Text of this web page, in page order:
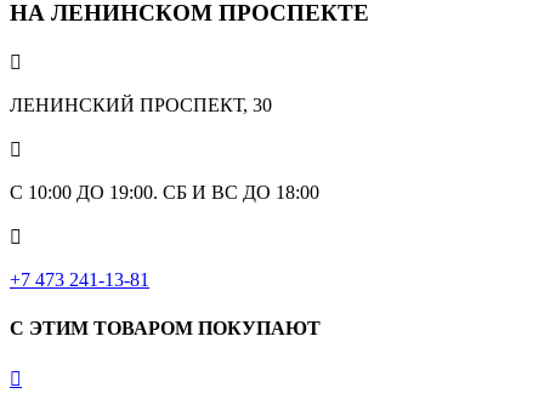
НА ЛЕНИНСКОМ ПРОСПЕКТЕ

ЛЕНИНСКИЙ ПРОСПЕКТ, 30

С 10:00 ДО 19:00. СБ И ВС ДО 18:00

+7 473 241-13-81
С ЭТИМ ТОВАРОМ ПОКУПАЮТ
